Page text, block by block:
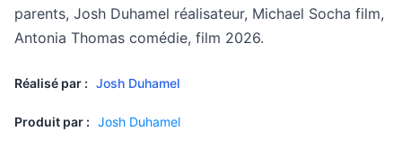
parents, Josh Duhamel réalisateur, Michael Socha film,
Antonia Thomas comédie, film 2026.
Réalisé par : Josh Duhamel
Produit par : Josh Duhamel